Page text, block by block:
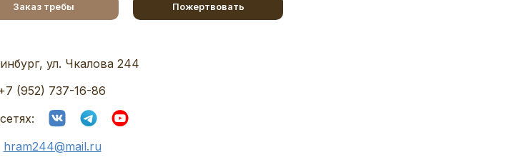
Заказ требы Пожертвовать
ул. Чкалова 244
(952) 737-16-86
hram244@mail.ru